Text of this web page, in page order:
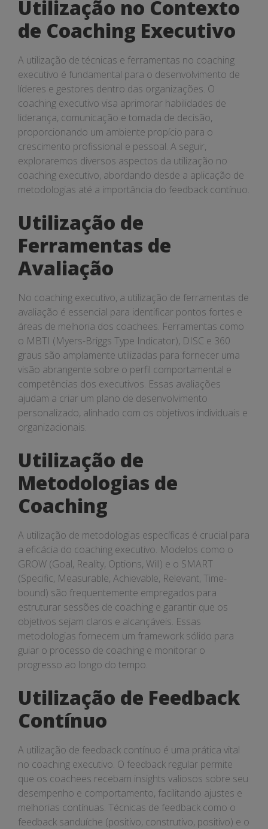
Utilização no Contexto
de Coaching Executivo
A utilização de técnicas e ferramentas no coaching
executivo é fundamental para o desenvolvimento de
líderes e gestores dentro das organizações. O
coaching executivo visa aprimorar habilidades de
liderança, comunicação e tomada de decisão,
proporcionando um ambiente propício para o
crescimento profissional e pessoal. A seguir,
exploraremos diversos aspectos da utilização no
coaching executivo, abordando desde a aplicação de
metodologias até a importância do feedback contínuo.
Utilização de
Ferramentas de
Avaliação
No coaching executivo, a utilização de ferramentas de
avaliação é essencial para identificar pontos fortes e
áreas de melhoria dos coachees. Ferramentas como
o MBTI (Myers-Briggs Type Indicator), DISC e 360
graus são amplamente utilizadas para fornecer uma
visão abrangente sobre o perfil comportamental e
competências dos executivos. Essas avaliações
ajudam a criar um plano de desenvolvimento
personalizado, alinhado com os objetivos individuais e
organizacionais.
Utilização de
Metodologias de
Coaching
A utilização de metodologias específicas é crucial para
a eficácia do coaching executivo. Modelos como o
GROW (Goal, Reality, Options, Will) e o SMART
(Specific, Measurable, Achievable, Relevant, Time-
bound) são frequentemente empregados para
estruturar sessões de coaching e garantir que os
objetivos sejam claros e alcançáveis. Essas
metodologias fornecem um framework sólido para
guiar o processo de coaching e monitorar o
progresso ao longo do tempo.
Utilização de Feedback
Contínuo
A utilização de feedback contínuo é uma prática vital
no coaching executivo. O feedback regular permite
que os coachees recebam insights valiosos sobre seu
desempenho e comportamento, facilitando ajustes e
melhorias contínuas. Técnicas de feedback como o
feedback sanduíche (positivo, construtivo, positivo) e o